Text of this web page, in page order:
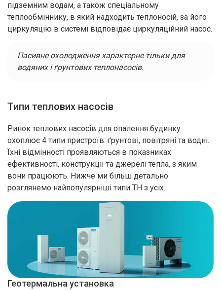
підземним водам, а також спеціальному
теплообміннику, в який надходить теплоносій, за його
циркуляцію в системі відповідає циркуляційний насос.
Пасивне охолодження характерне тільки для
водяних і ґрунтових теплонасосів.
Типи теплових насосів
Ринок теплових насосів для опалення будинку
охоплює 4 типи пристроїв: ґрунтові, повітряні та водні.
Їхні відмінності проявляються в показниках
ефективності, конструкції та джерелі тепла, з яким
вони працюють. Нижче ми більш детально
розглянемо найпопулярніші типи ТН з усіх.
Геотермальна установка
Дякуємо
за заявку!
Натискаючи кнопку “Надіслати”, ви погоджуєтесь зПравилами обробки